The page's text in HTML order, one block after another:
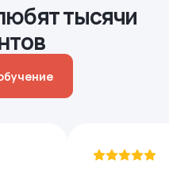
тысячи